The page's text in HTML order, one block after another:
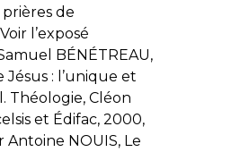
de
l’exposé
BÉNÉTREAU,
Jésus : l’unique et
Théologie, Cléon
et Édifac, 2000,
Antoine NOUIS, Le